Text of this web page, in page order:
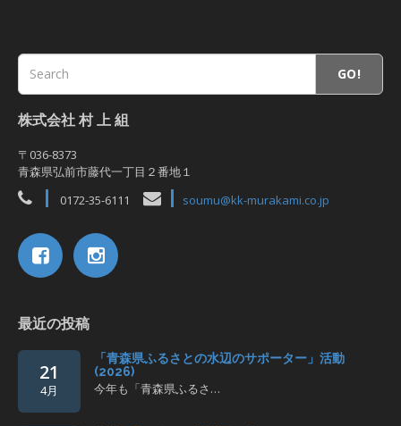
GO!
株式会社 村 上 組
〒036-8373
青森県弘前市藤代一丁目２番地１
0172-35-6111
soumu@kk-murakami.co.jp
最近の投稿
21
4月
「青森県ふるさとの水辺のサポーター」活動
(2026)
今年も「青森県ふるさ…